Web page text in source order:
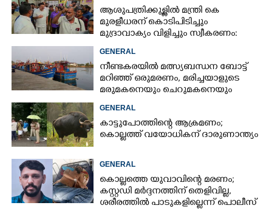
ആശുപത്രിക്കുള്ളിൽ മന്ത്രി കെ
മുരളീധരന് കൊടിപിടിച്ചും
മുദ്രാവാക്യം വിളിച്ചും സ്വീകരണം:
പിന്നാലെ വ്യാപകവിമർശനം
GENERAL
നീണ്ടകരയിൽ മത്സ്യബന്ധന ബോട്ട്
മറിഞ്ഞ്​ ഒരുമരണം,​ മരിച്ചയാളുടെ
മരുമകനെയും ചെറുമകനെയും
കാണാനില്ല
GENERAL
കാട്ടുപോത്തിന്റെ ആക്രമണം;
കൊല്ലത്ത് വയോധികന് ദാരുണാന്ത്യം
GENERAL
കൊല്ലത്തെ യുവാവിന്റെ മരണം;
കസ്റ്റഡി മർദ്ദനത്തിന് തെളിവില്ല,
ശരീരത്തിൽ പാടുകളില്ലെന്ന് പൊലീസ്